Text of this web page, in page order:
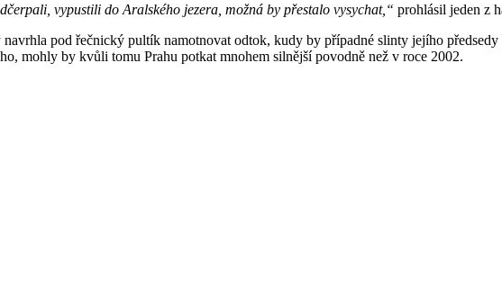
vypustili do Aralského jezera, možná by přestalo vysychat,“ prohlásil jeden z
pod řečnický pultík namotnovat odtok, kudy by případné slinty jejího
mohly by kvůli tomu Prahu potkat mnohem silnější povodně než v roce 2002.